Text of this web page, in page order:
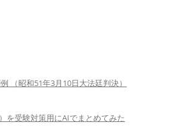
（昭和51年3月10日大法廷判決）
を受験対策用にAIでまとめてみた